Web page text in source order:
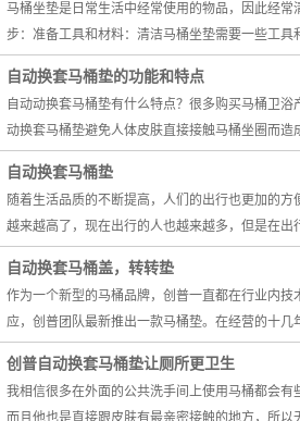
马桶坐垫是日常生活中经常使用的物品，因此经
步：准备工具和材料：清洁马桶坐垫需要一些工
自动换套马桶垫的功能和特点
自动动换套马桶垫有什么特点？很多购买马桶卫
动换套马桶垫避免人体皮肤直接接触马桶坐圈而
自动换套马桶垫
随着生活品质的不断提高，人们的出行也更加的
越来越高了，现在出行的人也越来越多，但是在
自动换套马桶盖，转转垫
作为一个新型的马桶品牌，创普一直都在行业内
应，创普团队最新推出一款马桶垫。在经营的十
创普自动换套马桶垫让厕所更卫生
我相信很多在外面的公共洗手间上使用马桶都会有
而且他也是直接跟皮肤有最亲密接触的地方，所